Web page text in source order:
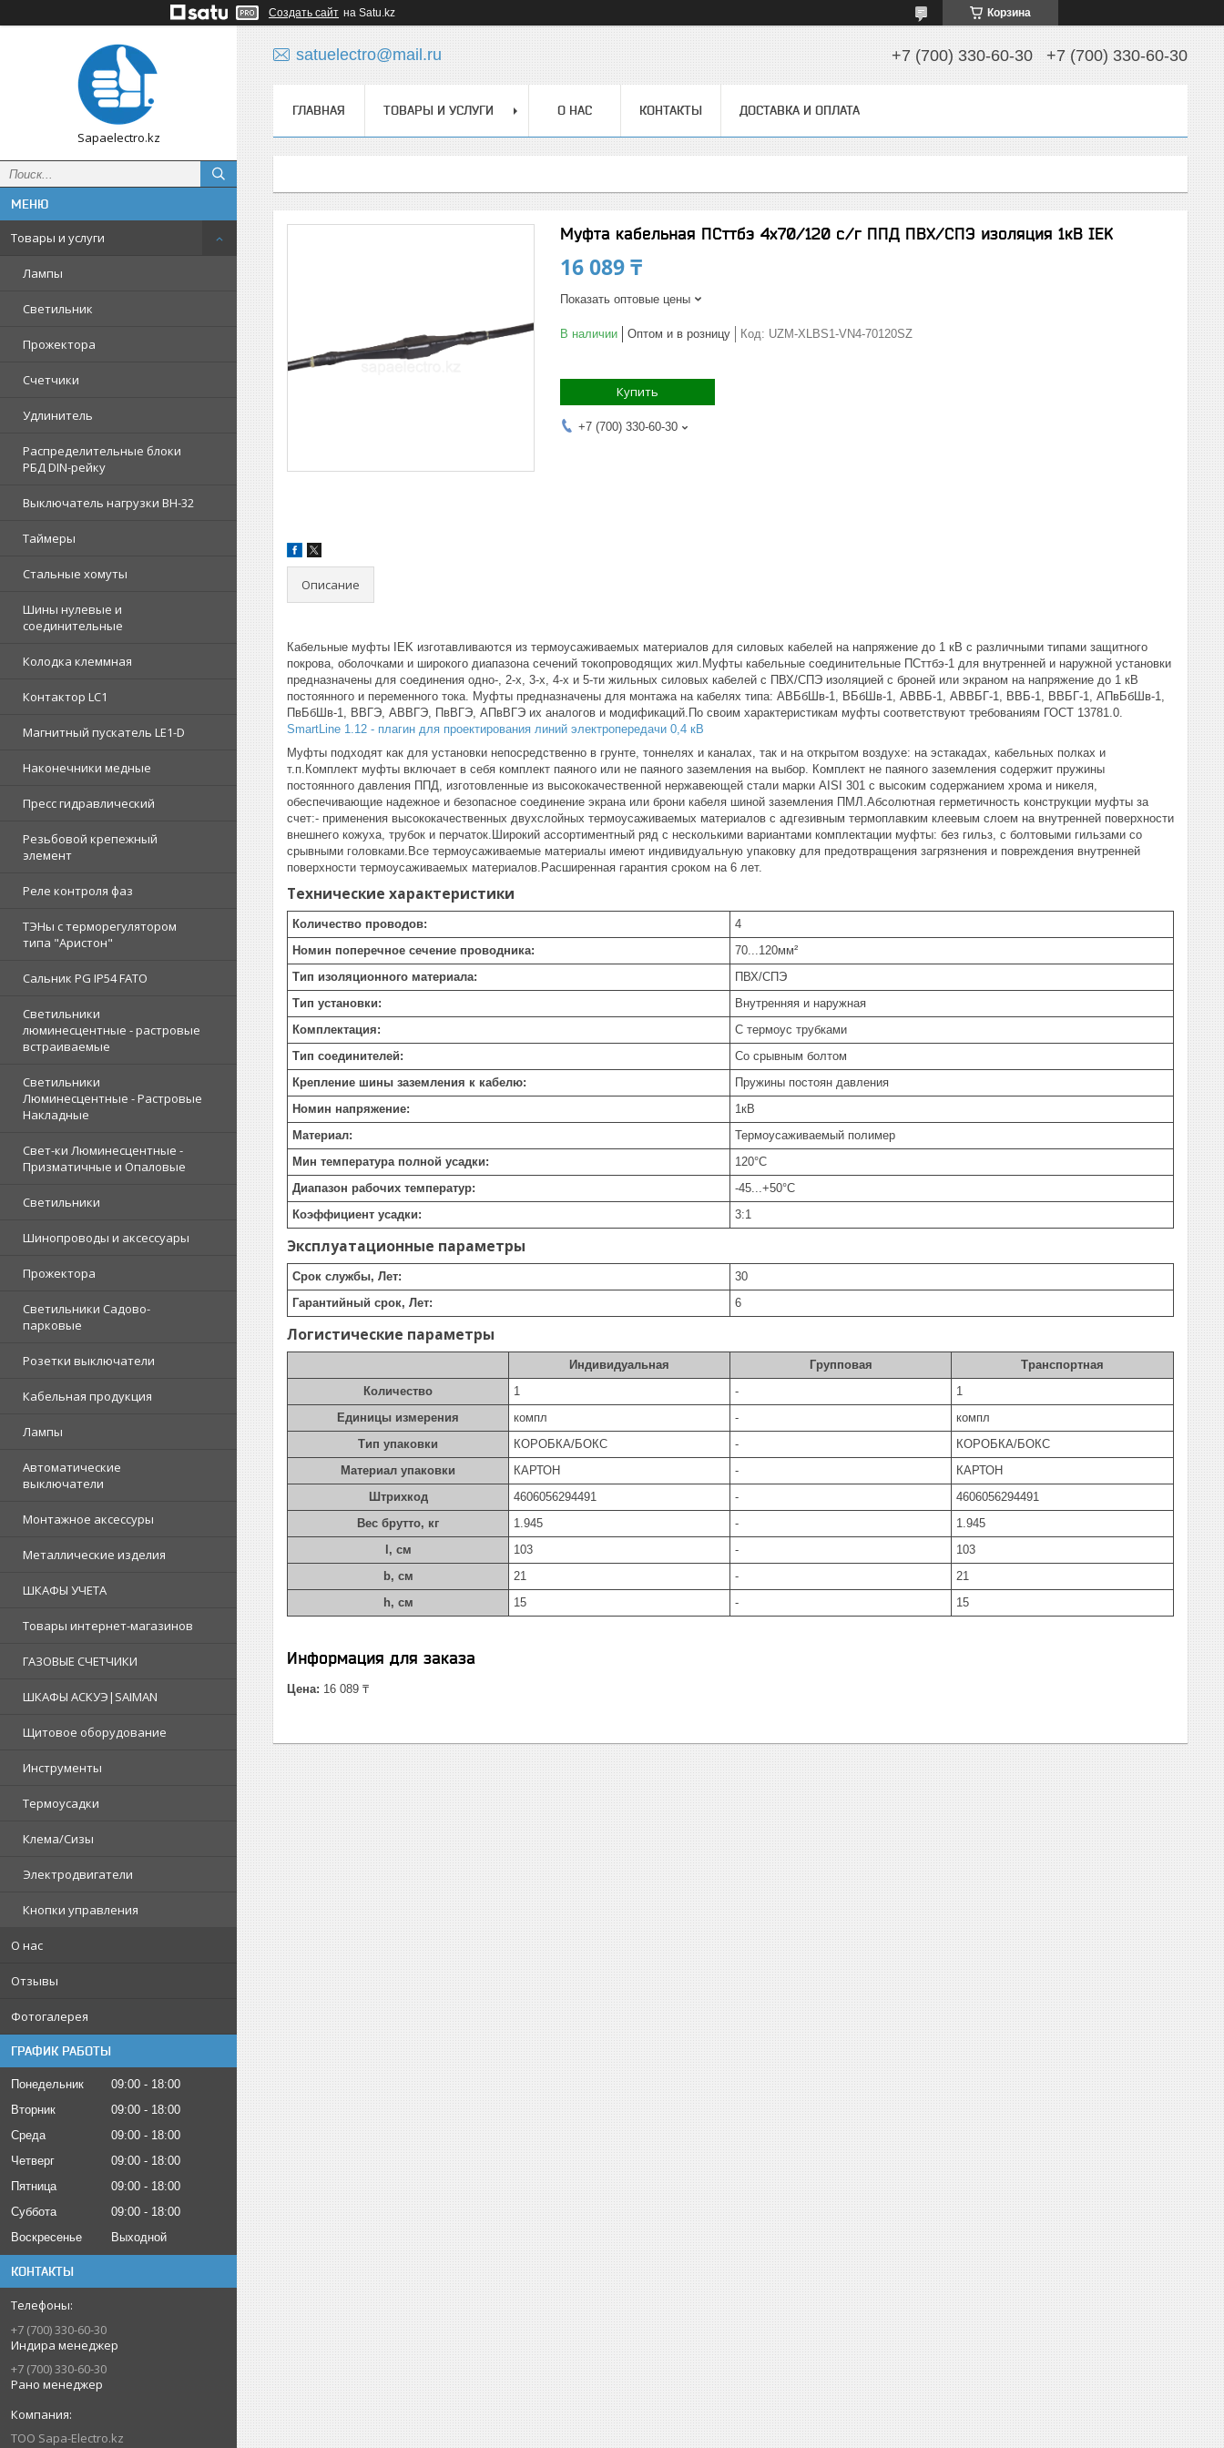
Создать сайт на Satu.kz Корзина
Sapaelectro.kz
Товары и услуги
Лампы
Светильник
Прожектора
Счетчики
Удлинитель
Распределительные блоки
РБД DIN-рейку
Выключатель нагрузки ВН-32
Таймеры
Стальные хомуты
Шины нулевые и
соединительные
Колодка клеммная
Контактор LC1
Магнитный пускатель LE1-D
Наконечники медные
Пресс гидравлический
Резьбовой крепежный
элемент
Реле контроля фаз
ТЭНы с терморегулятором
типа "Аристон"
Сальник PG IP54 FATO
Светильники
люминесцентные - растровые
встраиваемые
Светильники
Люминесцентные - Растровые
Накладные
Свет-ки Люминесцентные -
Призматичные и Опаловые
Светильники
Шинопроводы и аксессуары
Прожектора
Светильники Садово-
парковые
Розетки выключатели
Кабельная продукция
Лампы
Автоматические
выключатели
Монтажное аксессуры
Металлические изделия
ШКАФЫ УЧЕТА
Товары интернет-магазинов
ГАЗОВЫЕ СЧЕТЧИКИ
ШКАФЫ АСКУЭ|SAIMAN
Щитовое оборудование
Инструменты
Термоусадки
Клема/Сизы
Электродвигатели
Кнопки управления
О нас
Отзывы
Фотогалерея
ГРАФИК РАБОТЫ
Понедельник 09:00
18:00
Вторник
09:00
18:00
Среда
09:00
18:00
Четверг
09:00
18:00
Пятница
09:00
18:00
Суббота
09:00
18:00
Воскресенье
Выходной
КОНТАКТЫ
+7 (700) 330-60-30
Индира менеджер
+7 (700) 330-60-30
Рано менеджер
ТОО Sapa-Electro.kz
satuelectro@mail.ru +7 (700) 330-60-30 +7 (700) 330-60-30
ГЛАВНАЯ ТОВАРЫ И УСЛУГИ О НАС КОНТАКТЫ ДОСТАВКА И ОПЛАТА
Муфта кабельная ПСттбэ 4х70/120 с/г ППД ПВХ/СПЭ изоляция 1кВ IEK
16 089 ₸
Показать оптовые цены
В наличии Оптом и в розницу Код: UZM-XLBS1-VN4-70120SZ
Купить
+7 (700) 330-60-30
Описание
Кабельные муфты IEK изготавливаются из термоусаживаемых материалов для силовых кабелей на напряжение до 1 кВ с различными типами защитного
покрова, оболочками и широкого диапазона сечений токопроводящих жил.Муфты кабельные соединительные ПСттбэ-1 для внутренней и наружной установки
предназначены для соединения одно-, 2-х, 3-х, 4-х и 5-ти жильных силовых кабелей с ПВХ/СПЭ изоляцией с броней или экраном на напряжение до 1 кВ
постоянного и переменного тока. Муфты предназначены для монтажа на кабелях типа: АВБбШв-1, ВБбШв-1, АВВБ-1, АВВБГ-1, ВВБ-1, ВВБГ-1, АПвБбШв-1,
ПвБбШв-1, ВВГЭ, АВВГЭ, ПвВГЭ, АПвВГЭ их аналогов и модификаций.По своим характеристикам муфты соответствуют требованиям ГОСТ 13781.0.
SmartLine 1.12 - плагин для проектирования линий электропередачи 0,4 кВ
Муфты подходят как для установки непосредственно в грунте, тоннелях и каналах, так и на открытом воздухе: на эстакадах, кабельных полках и
т.п.Комплект муфты включает в себя комплект паяного или не паяного заземления на выбор. Комплект не паяного заземления содержит пружины
постоянного давления ППД, изготовленные из высококачественной нержавеющей стали марки AISI 301 с высоким содержанием хрома и никеля,
обеспечивающие надежное и безопасное соединение экрана или брони кабеля шиной заземления ПМЛ.Абсолютная герметичность конструкции муфты за
счет:- применения высококачественных двухслойных термоусаживаемых материалов с адгезивным термоплавким клеевым слоем на внутренней поверхности
внешнего кожуха, трубок и перчаток.Широкий ассортиментный ряд с несколькими вариантами комплектации муфты: без гильз, с болтовыми гильзами со
срывными головками.Все термоусаживаемые материалы имеют индивидуальную упаковку для предотвращения загрязнения и повреждения внутренней
поверхности термоусаживаемых материалов.Расширенная гарантия сроком на 6 лет.
Технические характеристики
Количество проводов:
4
Номин поперечное сечение проводника:
70...120мм²
Тип изоляционного материала:
ПВХ/СПЭ
Тип установки:
Внутренняя и наружная
Комплектация:
С термоус трубками
Тип соединителей:
Со срывным болтом
Крепление шины заземления к кабелю:
Пружины постоян давления
Номин напряжение:
1кВ
Материал:
Термоусаживаемый полимер
Мин температура полной усадки:
120°C
Диапазон рабочих температур:
-45...+50°C
Коэффициент усадки:
3:1
Эксплуатационные параметры
Срок службы, Лет:
30
Гарантийный срок, Лет:
6
Логистические параметры
Индивидуальная Групповая
Транспортная
Количество
1 -
1
Единицы измерения
компл -
компл
Тип упаковки
КОРОБКА/БОКС -
КОРОБКА/БОКС
Материал упаковки
КАРТОН -
КАРТОН
Штрихкод
4606056294491 -
4606056294491
Вес брутто, кг
1.945 -
1.945
l, см
103 -
103
b, см
21 -
21
h, см
15 - 15
Информация для заказа
Цена: 16 089 ₸